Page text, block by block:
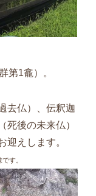
第1龕）。
去仏）、伝釈迦
死後の未来仏）
迎えします。
す。